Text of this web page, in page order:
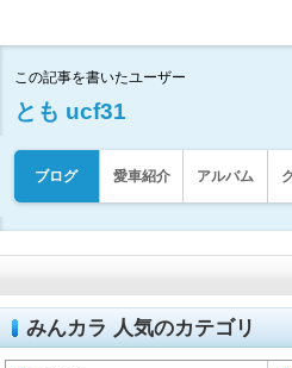
この記事を書いたユーザー
とも ucf31
ブログ 愛車紹介 アルバム
みんカラ 人気のカテゴリ